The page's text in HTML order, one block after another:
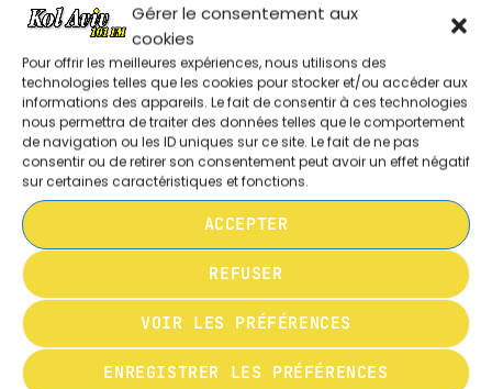
Gérer le consentement aux
cookies
Pour offrir les meilleures expériences, nous utilisons des
technologies telles que les cookies pour stocker et/ou accéder aux
informations des appareils. Le fait de consentir à ces technologies
nous permettra de traiter des données telles que le comportement
de navigation ou les ID uniques sur ce site. Le fait de ne pas
consentir ou de retirer son consentement peut avoir un effet négatif
sur certaines caractéristiques et fonctions.
ACCEPTER
REFUSER
VOIR LES PRÉFÉRENCES
ENREGISTRER LES PRÉFÉRENCES
COLETTE EN ROUE LIBRE
09:00 - 09:30
SHAVOUA TOV (CHRONIQUES) / ISRAËL LE
MAG (EN VIDEO) …. _L’ACTUALITÉ EN
DIRECT
09:30 - 10:30
LES AUTRES RUBRIQUES DE SHAVOUA TOV
EDITO DE SARAH CATTAN 050726
LE BILLET D’ÉRICK 050726